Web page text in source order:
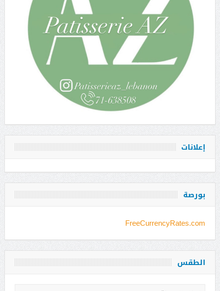
إعلانات
بورصة
FreeCurrencyRates.com
الطقس